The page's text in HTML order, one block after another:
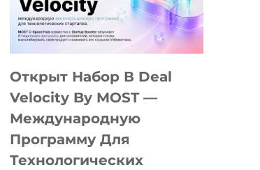
YOUTH
CAMP
ДАЛ
ПОДРОСТКАМ
БИЛЕТ
IT-
ПРЕДПРИНИМАТЕЛЬСТВО
Открыт Набор В Deal
Velocity By MOST —
Международную
Программу Для
Технологических